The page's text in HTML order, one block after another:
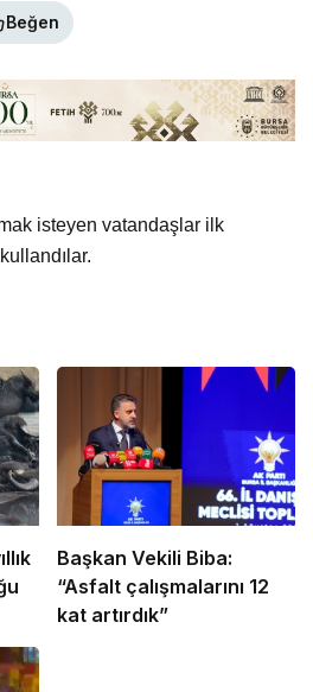
Beğen
isteyen vatandaşlar ilk
Başkan Vekili Biba:
“Asfalt çalışmalarını 12
kat artırdık”